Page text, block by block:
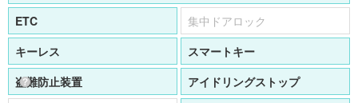
ETC
集中ドアロック
キーレス
スマートキー
盗難防止装置
アイドリングストップ